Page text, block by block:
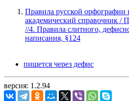
Правила русской
академический справочник /
//4. Правила слитного,
написания, §124
пишется через дефис
версия: 1.2.94